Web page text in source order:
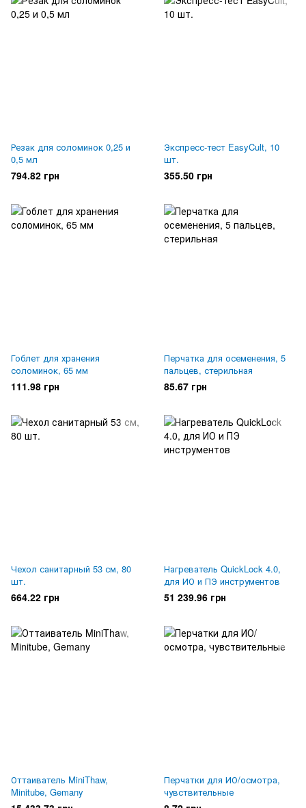
Резак для соломинок 0,25 и
0,5 мл
794.82 грн
Экспресс-тест EasyCult, 10
шт.
355.50 грн
Гоблет для хранения
соломинок, 65 мм
111.98 грн
Перчатка для осеменения, 5
пальцев, стерильная
85.67 грн
Чехол санитарный 53 см, 80
шт.
664.22 грн
Нагреватель QuickLock 4.0,
для ИО и ПЭ инструментов
51 239.96 грн
Оттаиватель MiniThaw,
Minitube, Gemany
Перчатки для ИО/осмотра,
чувствительные